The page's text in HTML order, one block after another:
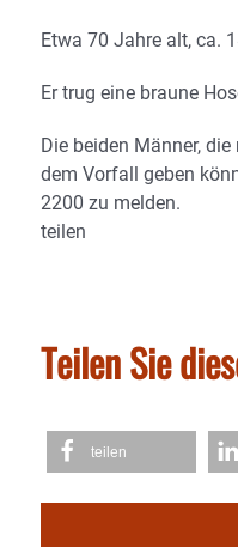
Etwa 70 Jahre alt, ca.
Er trug eine braune
Die beiden Männer,
dem Vorfall geben
2200 zu melden.
teilen
Teilen Sie
teilen